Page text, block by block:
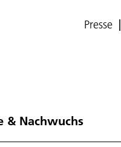
Presse
& Nachwuchs